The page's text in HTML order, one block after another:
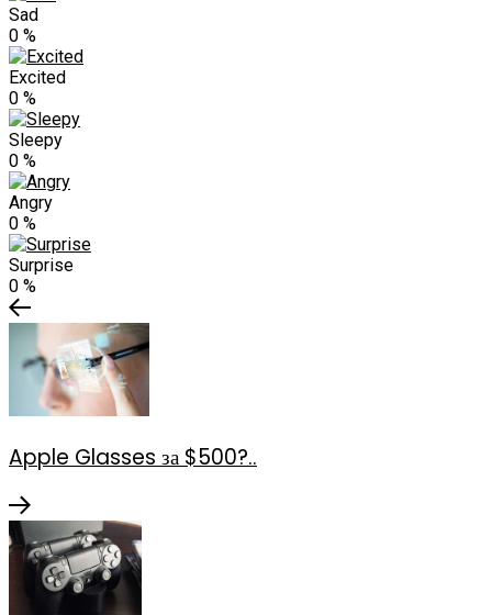
Sad
0 %
Excited
0 %
Sleepy
0 %
Angry
0 %
Surprise
0 %
Apple Glasses за $500?..